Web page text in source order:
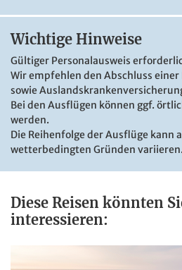
Wichtige Hinweise
Gültiger Personalausweis
Wir empfehlen den Abschluss
sowie
Bei den Ausflügen können ggf.
werden.
Die Reihenfolge der Ausflüge kann
wetterbedingten Gründen variieren.
Diese Reisen könnten
interessieren: